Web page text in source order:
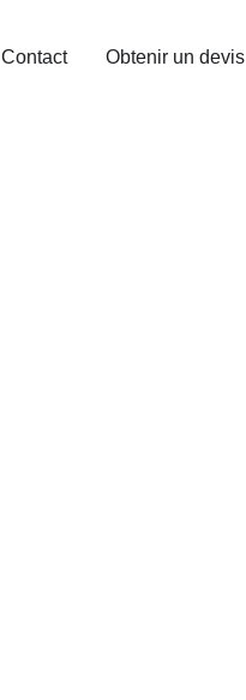
Contact Obtenir un devis